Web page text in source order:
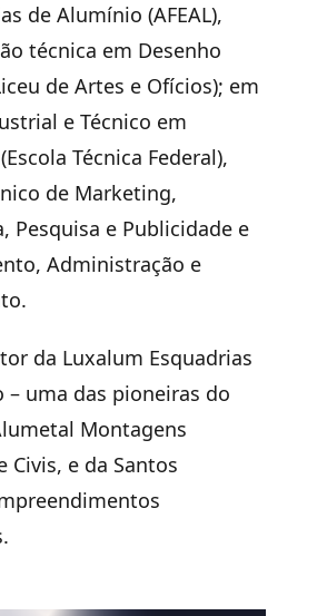
de Alumínio (AFEAL),
técnica em Desenho
de Artes e Ofícios); em
e Técnico em
Técnica Federal),
de Marketing,
Pesquisa e Publicidade e
Administração e
da Luxalum Esquadrias
– uma das pioneiras do
Montagens
Civis, e da Santos